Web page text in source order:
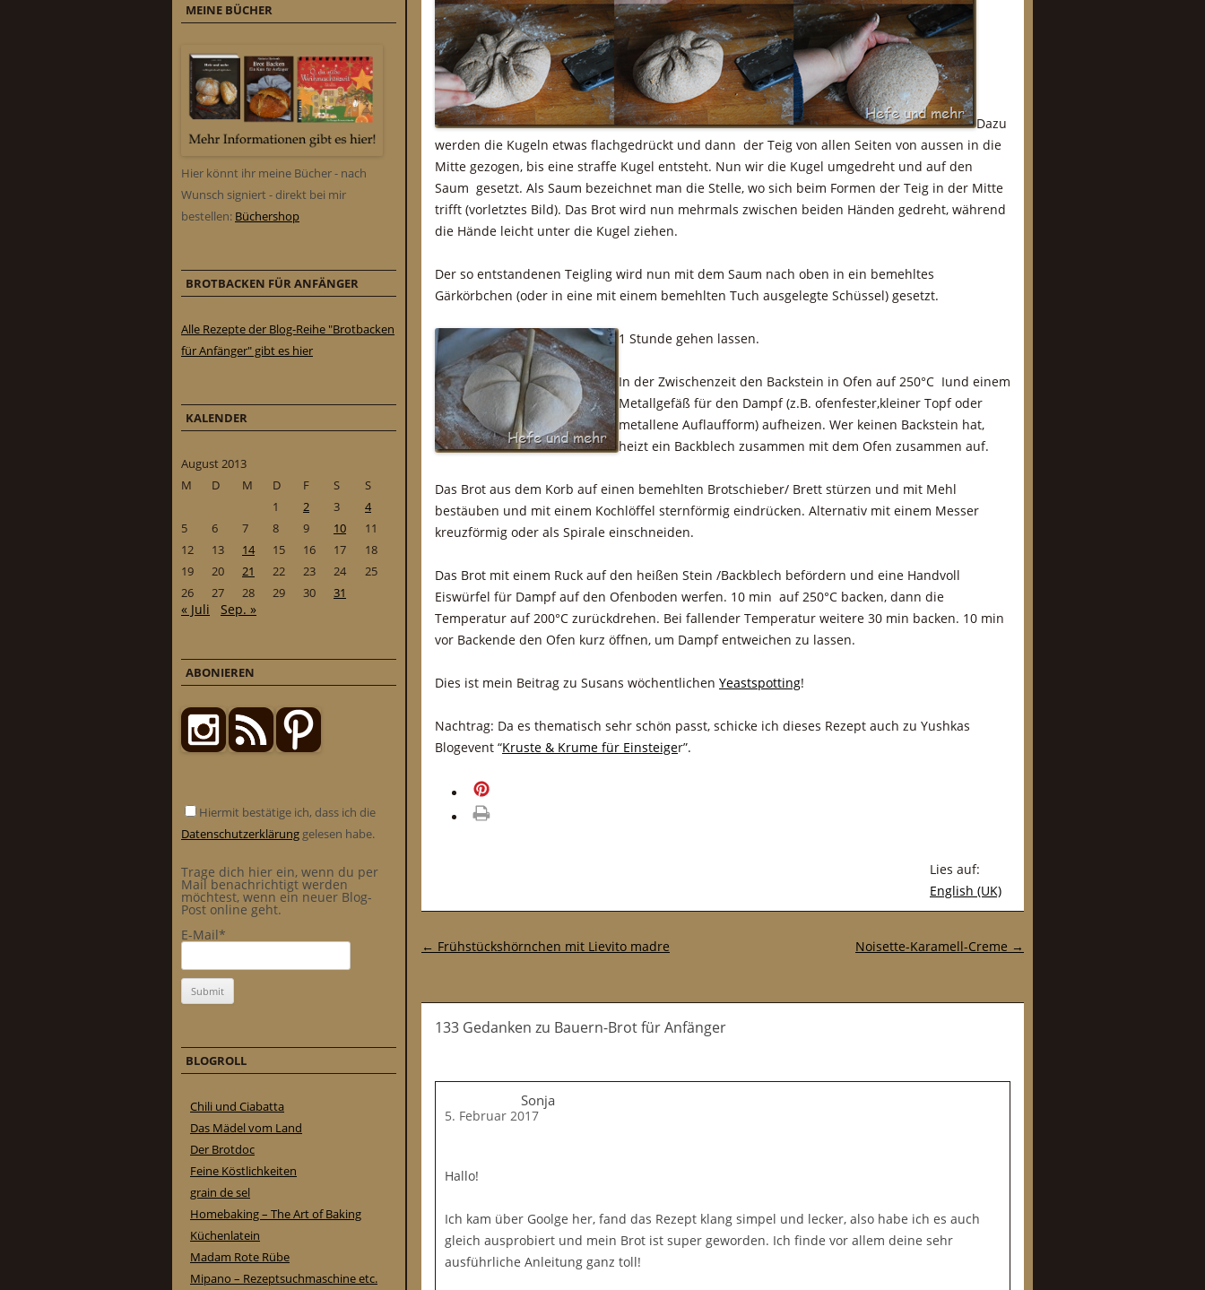
Dazu
werden die Kugeln etwas flachgedrückt und dann der Teig von allen Seiten von aussen in die
Mitte gezogen, bis eine straffe Kugel entsteht. Nun wir die Kugel umgedreht und auf den
Saum gesetzt. Als Saum bezeichnet man die Stelle, wo sich beim Formen der Teig in der Mitte
trifft (vorletztes Bild). Das Brot wird nun mehrmals zwischen beiden Händen gedreht, während
die Hände leicht unter die Kugel ziehen.
Der so entstandenen Teigling wird nun mit dem Saum nach oben in ein bemehltes
Gärkörbchen (oder in eine mit einem bemehlten Tuch ausgelegte Schüssel) gesetzt.
1 Stunde gehen lassen.
In der Zwischenzeit den Backstein in Ofen auf 250°C Iund einem
Metallgefäß für den Dampf (z.B. ofenfester,kleiner Topf oder
metallene Auflaufform) aufheizen. Wer keinen Backstein hat,
heizt ein Backblech zusammen mit dem Ofen zusammen auf.
Das Brot aus dem Korb auf einen bemehlten Brotschieber/ Brett stürzen und mit Mehl
bestäuben und mit einem Kochlöffel sternförmig eindrücken. Alternativ mit einem Messer
kreuzförmig oder als Spirale einschneiden.
Das Brot mit einem Ruck auf den heißen Stein /Backblech befördern und eine Handvoll
Eiswürfel für Dampf auf den Ofenboden werfen. 10 min auf 250°C backen, dann die
Temperatur auf 200°C zurückdrehen. Bei fallender Temperatur weitere 30 min backen. 10 min
vor Backende den Ofen kurz öffnen, um Dampf entweichen zu lassen.
Dies ist mein Beitrag zu Susans wöchentlichen Yeastspotting!
Nachtrag: Da es thematisch sehr schön passt, schicke ich dieses Rezept auch zu Yushkas
Blogevent “Kruste & Krume für Einsteiger”.
Lies auf:
English (UK)
Post-Navigation
← Frühstückshörnchen mit Lievito madre Noisette-Karamell-Creme →
133 Gedanken zu Bauern-Brot für Anfänger
Sonja
5. Februar 2017
Hallo!
Ich kam über Goolge her, fand das Rezept klang simpel und lecker, also habe ich es auch
gleich ausprobiert und mein Brot ist super geworden. Ich finde vor allem deine sehr
ausführliche Anleitung ganz toll!
MEINE BÜCHER
Hier könnt ihr meine Bücher - nach
Wunsch signiert - direkt bei mir
bestellen: Büchershop
BROTBACKEN FÜR ANFÄNGER
Alle Rezepte der Blog-Reihe "Brotbacken
für Anfänger" gibt es hier
KALENDER
August 2013
M
D M D F S
S
1
2 3
4
5
6 7 8 9 10
11
12
13 14 15 16 17
18
19
20 21 22 23 24
25
26
27 28 29 30 31
« Juli Sep. »
ABONIEREN
Hiermit bestätige ich, dass ich die
Datenschutzerklärung gelesen habe.
Trage dich hier ein, wenn du per
Mail benachrichtigt werden
möchtest, wenn ein neuer Blog-
Post online geht.
E-Mail*
BLOGROLL
Chili und Ciabatta
Das Mädel vom Land
Der Brotdoc
Feine Köstlichkeiten
grain de sel
Homebaking – The Art of Baking
Küchenlatein
Madam Rote Rübe
Mipano – Rezeptsuchmaschine etc.